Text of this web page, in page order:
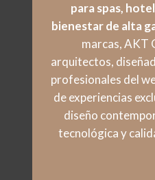
para spas,
bienestar de alta
marcas, AKT
arquitectos,
profesionales del
de experiencias
diseño
tecnológica y